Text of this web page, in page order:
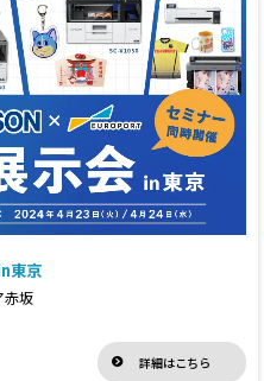
東京
赤坂
詳細はこちら